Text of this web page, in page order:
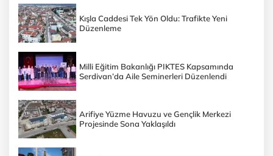
Kışla Caddesi Tek Yön Oldu: Trafikte Yeni
Düzenleme
Milli Eğitim Bakanlığı PIKTES Kapsamında
Serdivan’da Aile Seminerleri Düzenlendi
Arifiye Yüzme Havuzu ve Gençlik Merkezi
Projesinde Sona Yaklaşıldı